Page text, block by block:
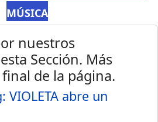
MÚSICA
nuestros
Sección. Más
de la página.
VIOLETA abre un